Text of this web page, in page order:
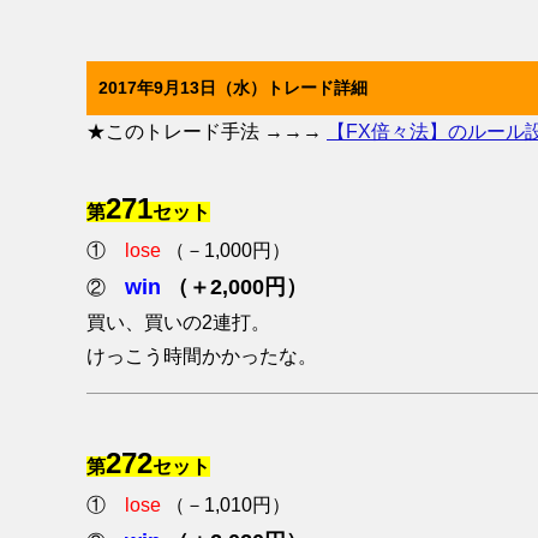
2017年9月13日（水）トレード詳細
★このトレード手法 →→→ 【FX倍々法】のルール
第271セット
①
lose （－1,000円）
② win （＋2,000円）
買い、買いの2連打。
けっこう時間かかったな。
第272セット
①
lose （－1,010円）